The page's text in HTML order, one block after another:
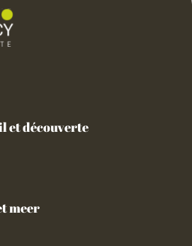
et découverte
meer